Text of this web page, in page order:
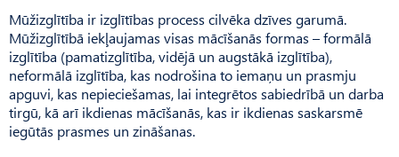
Mūžizglītība ir izglītības process cilvēka dzīves garumā.
Mūžizglītībā iekļaujamas visas mācīšanās formas – formālā
izglītība (pamatizglītība, vidējā un augstākā izglītība),
neformālā izglītība, kas nodrošina to iemaņu un prasmju
apguvi, kas nepieciešamas, lai integrētos sabiedrībā un darba
tirgū, kā arī ikdienas mācīšanās, kas ir ikdienas saskarsmē
iegūtās prasmes un zināšanas.